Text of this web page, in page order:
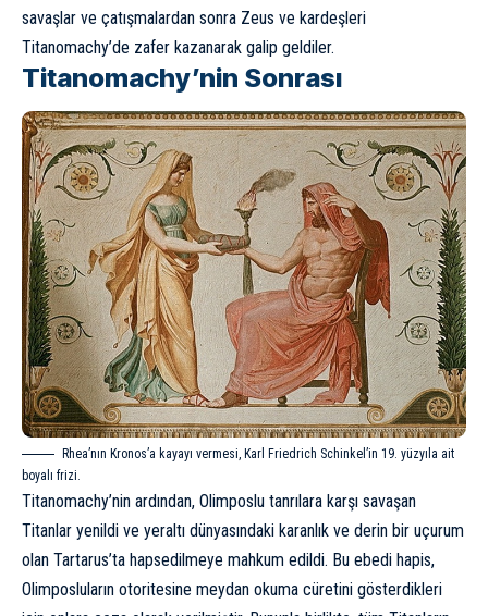
savaşlar ve çatışmalardan sonra Zeus ve kardeşleri
Titanomachy’de zafer kazanarak galip geldiler.
Titanomachy’nin Sonrası
Rhea’nın Kronos’a kayayı vermesi, Karl Friedrich Schinkel’in 19. yüzyıla ait
boyalı frizi.
Titanomachy’nin ardından, Olimposlu tanrılara karşı savaşan
Titanlar yenildi ve yeraltı dünyasındaki karanlık ve derin bir uçurum
olan Tartarus’ta hapsedilmeye mahkum edildi. Bu ebedi hapis,
Olimposluların otoritesine meydan okuma cüretini gösterdikleri